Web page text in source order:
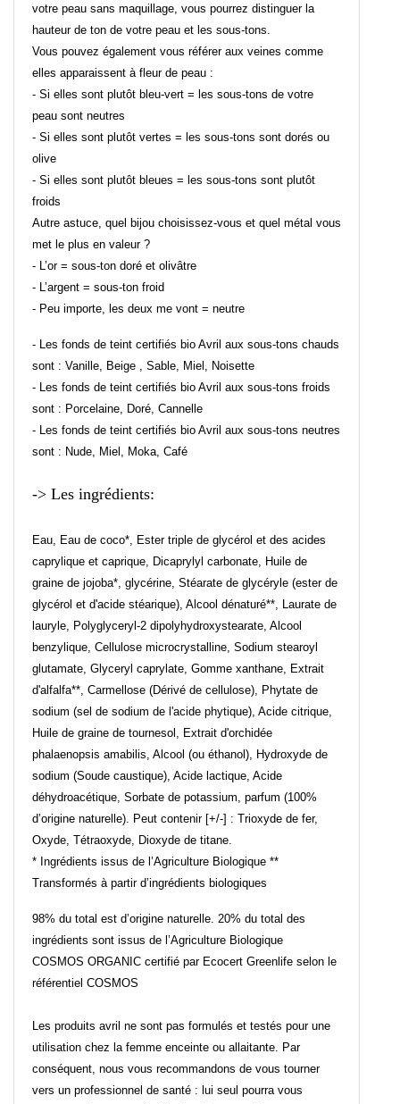
votre peau sans maquillage, vous pourrez distinguer la
hauteur de ton de votre peau et les sous-tons.
Vous pouvez également vous référer aux veines comme
elles apparaissent à fleur de peau :
- Si elles sont plutôt bleu-vert = les sous-tons de votre
peau sont neutres
- Si elles sont plutôt vertes = les sous-tons sont dorés ou
olive
- Si elles sont plutôt bleues = les sous-tons sont plutôt
froids
Autre astuce, quel bijou choisissez-vous et quel métal vous
met le plus en valeur ?
- L’or = sous-ton doré et olivâtre
- L’argent = sous-ton froid
- Peu importe, les deux me vont = neutre
- Les fonds de teint certifiés bio Avril aux sous-tons chauds
sont : Vanille, Beige , Sable, Miel, Noisette
- Les fonds de teint certifiés bio Avril aux sous-tons froids
sont : Porcelaine, Doré, Cannelle
- Les fonds de teint certifiés bio Avril aux sous-tons neutres
sont : Nude, Miel, Moka, Café
-> Les ingrédients:
Eau, Eau de coco*, Ester triple de glycérol et des acides
caprylique et caprique, Dicaprylyl carbonate, Huile de
graine de jojoba*, glycérine, Stéarate de glycéryle (ester de
glycérol et d'acide stéarique), Alcool dénaturé**, Laurate de
lauryle, Polyglyceryl-2 dipolyhydroxystearate, Alcool
benzylique, Cellulose microcrystalline, Sodium stearoyl
glutamate, Glyceryl caprylate, Gomme xanthane, Extrait
d'alfalfa**, Carmellose (Dérivé de cellulose), Phytate de
sodium (sel de sodium de l'acide phytique), Acide citrique,
Huile de graine de tournesol, Extrait d'orchidée
phalaenopsis amabilis, Alcool (ou éthanol), Hydroxyde de
sodium (Soude caustique), Acide lactique, Acide
déhydroacétique, Sorbate de potassium, parfum (100%
d’origine naturelle). Peut contenir [+/-] : Trioxyde de fer,
Oxyde, Tétraoxyde, Dioxyde de titane.
* Ingrédients issus de l’Agriculture Biologique **
Transformés à partir d’ingrédients biologiques
98% du total est d’origine naturelle. 20% du total des
ingrédients sont issus de l’Agriculture Biologique
COSMOS ORGANIC certifié par Ecocert Greenlife selon le
référentiel COSMOS
Les produits avril ne sont pas formulés et testés pour une
utilisation chez la femme enceinte ou allaitante. Par
conséquent, nous vous recommandons de vous tourner
vers un professionnel de santé : lui seul pourra vous